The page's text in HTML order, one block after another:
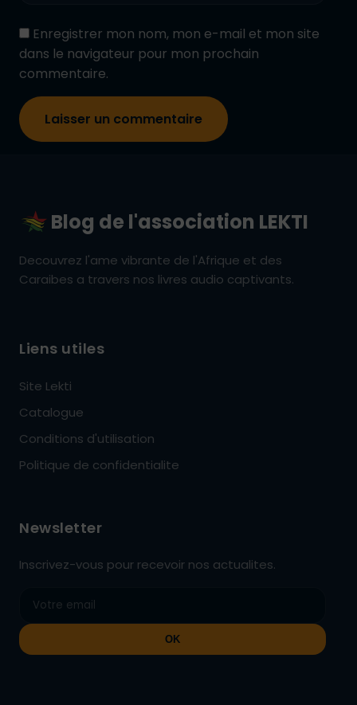
Enregistrer mon nom, mon e-mail et mon site
dans le navigateur pour mon prochain
commentaire.
Blog de l'association LEKTI
Decouvrez l'ame vibrante de l'Afrique et des
Caraibes a travers nos livres audio captivants.
Liens utiles
Site Lekti
Catalogue
Conditions d'utilisation
Politique de confidentialite
Newsletter
Inscrivez-vous pour recevoir nos actualites.
OK